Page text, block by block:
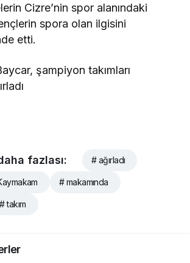
Cizre’nin spor alanındaki
spora olan ilgisini
etti.
fazlası: # ağırladı
# makamında
# takım